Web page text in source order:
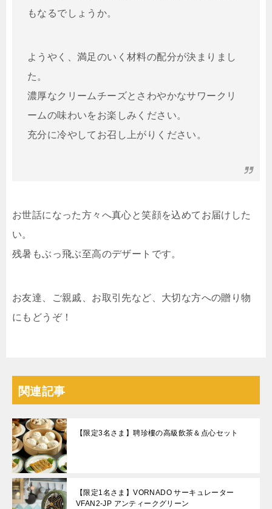
もなるでしょうか。
ようやく、満足のいく材料の配分が決まりまし
た。
濃厚なクリームチーズとさわやかなサワークリ
ームの味わいをお楽しみください。
充分に冷やしてお召し上がりください。
お世話になった方々へ真心と笑顔を込めてお届けした
い。
残暑もぶっ飛ぶ至高のデザートです。
お友達、ご親戚、お取引先など、大切な方への贈り物
にもどうぞ！
関連記事
【限定3名さま】聘珍樓の高級飲茶＆点心セット
【限定1名さま】VORNADO サーキュレーター
VFAN2-JP アンティークグリーン